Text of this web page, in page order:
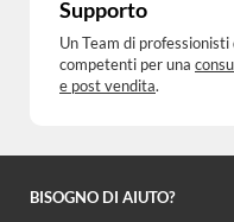
Supporto
Un Team di
competenti per una
e post vendita.
BISOGNO DI AIUTO?